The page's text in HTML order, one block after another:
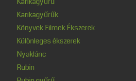
Karikagyűrűk
Könyvek Filmek Ékszerek
Különleges ékszerek
Nyaklánc
Rubin